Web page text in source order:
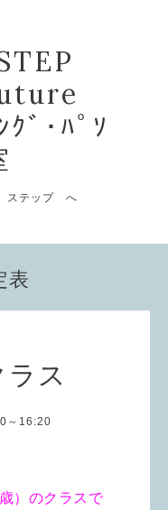
ｸﾞ･ﾊﾟｿ
ステップ へ
表
ス
～16:20
）のクラスで